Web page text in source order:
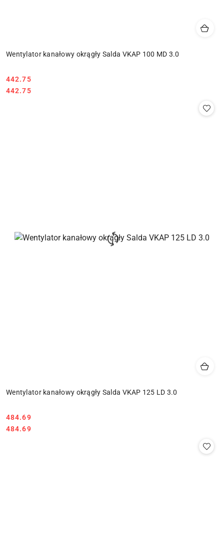
Wentylator kanałowy okrągły Salda VKAP 100 MD 3.0
Cena:
442.75
Cena:
442.75
Wentylator kanałowy okrągły Salda VKAP 125 LD 3.0
Cena:
484.69
Cena:
484.69